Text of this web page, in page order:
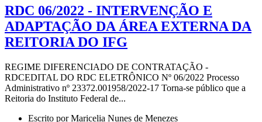
RDC 06/2022 - INTERVENÇÃO E
ADAPTAÇÃO DA ÁREA EXTERNA DA
REITORIA DO IFG
REGIME DIFERENCIADO DE CONTRATAÇÃO -
RDCEDITAL DO RDC ELETRÔNICO Nº 06/2022 Processo
Administrativo nº 23372.001958/2022-17 Torna-se público que a
Reitoria do Instituto Federal de...
Escrito por Maricelia Nunes de Menezes